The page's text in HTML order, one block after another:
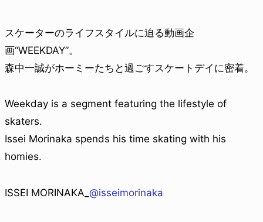
スケーターのライフスタイルに迫る動画企
画“WEEKDAY”。
森中一誠がホーミーたちと過ごすスケートデイに密着。
Weekday is a segment featuring the lifestyle of
skaters.
Issei Morinaka spends his time skating with his
homies.
ISSEI MORINAKA_ @isseimorinaka